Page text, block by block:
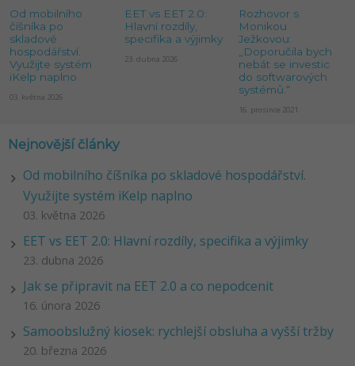
Od mobilního
číšníka po
skladové
hospodářství.
Využijte systém
iKelp naplno
03. května 2026
EET vs EET 2.0:
Hlavní rozdíly,
specifika a výjimky
23. dubna 2026
Rozhovor s
Monikou
Ježkovou:
„Doporučila bych
nebát se investic
do softwarových
systémů.“
16. prosince 2021
Nejnovější články
Od mobilního číšníka po skladové hospodářství.
Využijte systém iKelp naplno
03. května 2026
EET vs EET 2.0: Hlavní rozdíly, specifika a výjimky
23. dubna 2026
Jak se připravit na EET 2.0 a co nepodcenit
16. února 2026
Samoobslužný kiosek: rychlejší obsluha a vyšší tržby
20. března 2026